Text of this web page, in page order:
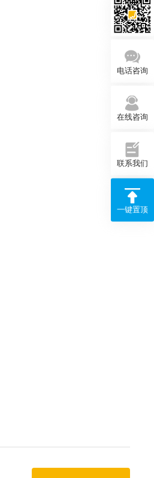
电话咨询
在线咨询
联系我们
一键置顶